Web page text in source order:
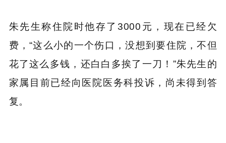
朱先生称住院时他存了3000元，现在已经欠
费 ，“这么小的一个伤口，没想到要住院，不但
花了这么多钱，还白白多挨了一刀！”朱先生的
家属目前已经向医院医务科投诉，尚未得到答
复。